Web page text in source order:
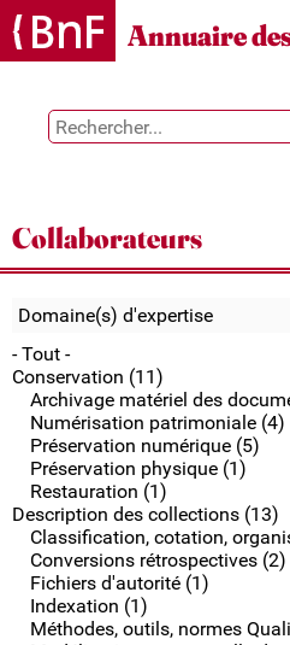
Gestion des cookies
Annuaire
Collaborateurs
Domaine(s) d'expertise
- Tout -
Conservation (11)
Archivage matériel des
Numérisation patrimoniale (4)
Préservation numérique (5)
Préservation physique (1)
Restauration (1)
Description des collections (13)
Classification, cotation,
Conversions rétrospectives (2)
Fichiers d'autorité (1)
Indexation (1)
Méthodes, outils, normes